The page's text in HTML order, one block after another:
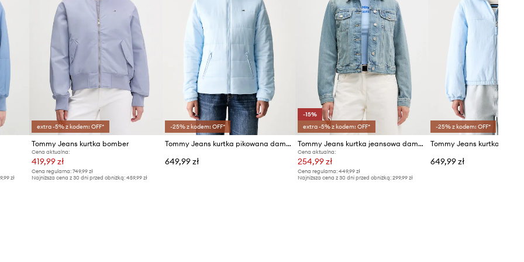
ID Produktu
zł
extra -5% z kodem: OFF*
Tommy Jeans kurtka bomber
Cena aktualna:
419,99 zł
Cena regularna: 749,99 zł
Najniższa cena z 30 dni przed obniżką: 459,99 zł
-25% z kodem: OFF*
Tommy Jeans kurtka pikowana damska
649,99 zł
-15%
extra -5% z kodem: OFF*
Tommy Jeans kurtka jeansowa damska
Cena aktualna:
254,99 zł
Cena regularna:449,99 zł
Najniższa cena z 30 dni przed obniżką:299,99 zł
-25% z kodem: OFF*
649,99 zł